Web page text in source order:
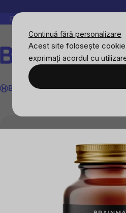
Continuă fără personalizare
Acest site folosește
exprimați acordul cu
Peste 200.000 de recenzii
BrainMax
SportImunitate
BrainMax Longevity